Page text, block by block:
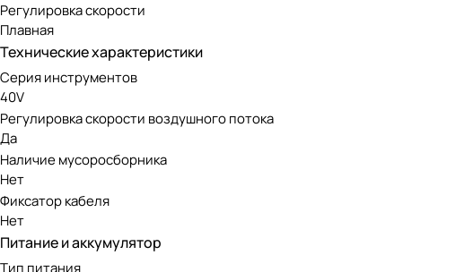
Модель работает от аккумуляторов 40V, совместимых со всеми
инструменты для большинства видов садовых работ.
Регулировка скорости
Плавная
Технические характеристики
Серия инструментов
40V
Регулировка скорости воздушного потока
Да
Наличие мусоросборника
Нет
Фиксатор кабеля
Нет
Питание и аккумулятор
Тип питания